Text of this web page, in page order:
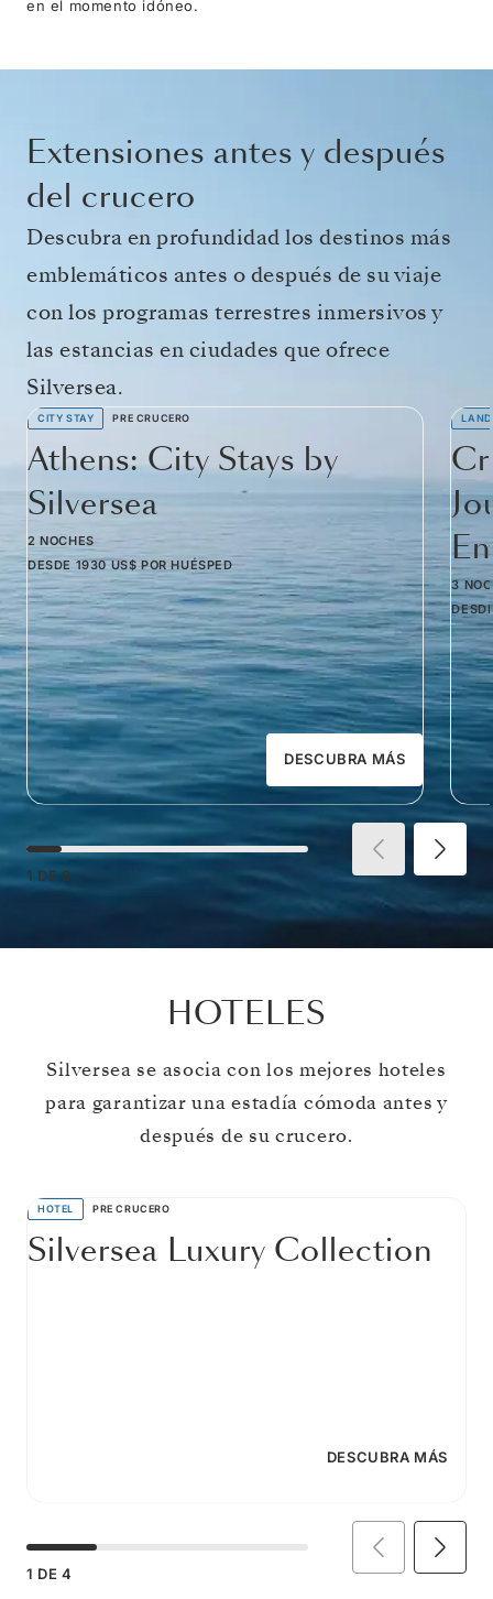
en el momento idóneo.
Extensiones antes y después
del crucero
Descubra en profundidad los destinos más
emblemáticos antes o después de su viaje
con los programas terrestres inmersivos y
las estancias en ciudades que ofrece
Silversea.
CITY STAY PRE CRUCERO
Athens: City Stays by
Silversea
2 NOCHES
DESDE 1930 US$ POR HUÉSPED
DESCUBRA MÁS
3
1 DE 8
HOTELES
Silversea se asocia con los mejores hoteles
para garantizar una estadía cómoda antes y
después de su crucero.
HOTEL PRE CRUCERO
Silversea Luxury Collection
DESCUBRA MÁS
1 DE 4